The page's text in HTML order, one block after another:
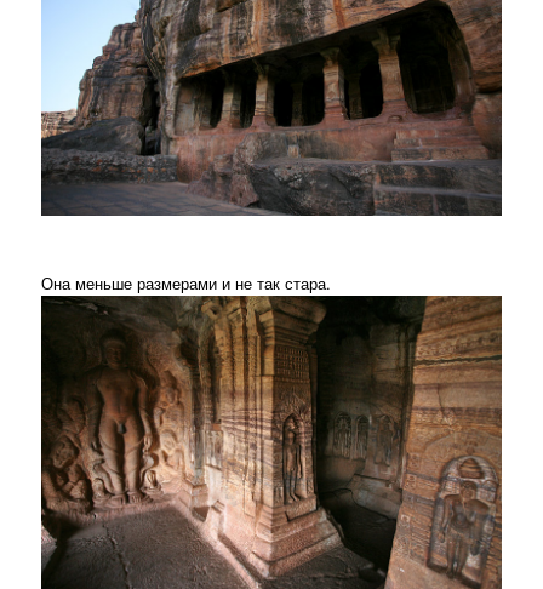
Она меньше размерами и не так стара.